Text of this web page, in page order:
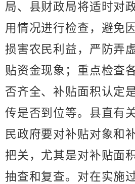
局、县财政局将适时对
用情况进行检查，避免
损害农民利益，严防弄
贴资金现象；重点检查
否齐全、补贴面积认定
传是否到位等。县直有
民政府要对补贴对象和
把关，尤其是对补贴面
抽查和复查。对在实施